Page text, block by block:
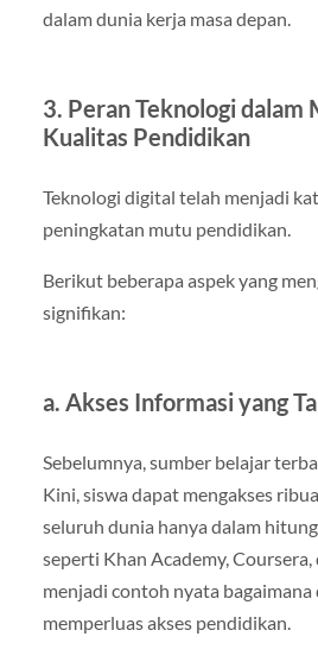
dalam dunia kerja masa depan.
3. Peran Teknologi dalam
Kualitas Pendidikan
Teknologi digital telah menjadi
peningkatan mutu pendidikan.
Berikut beberapa aspek yang
signifikan:
a. Akses Informasi yang
Sebelumnya, sumber belajar
Kini, siswa dapat mengakses
seluruh dunia hanya dalam
seperti Khan Academy,
menjadi contoh nyata bagaimana
memperluas akses pendidikan.